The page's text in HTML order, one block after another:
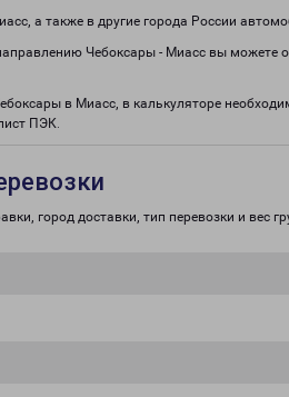
а также в другие города России
Чебоксары - Миасс вы можете
в Миасс, в калькуляторе
ПЭК.
город доставки, тип перевозки и вес